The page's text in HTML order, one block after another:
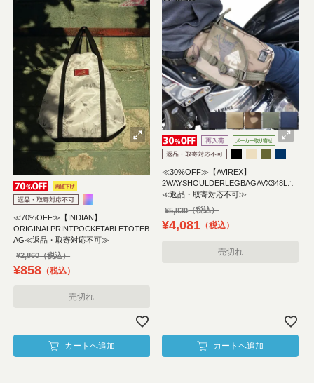
≪70%OFF≫【INDIAN】
ORIGINALPRINTPOCKETABLETOTEB
AG≪返品・取寄対応不可≫
¥2,860
¥858 税込
売切れ
カートへ追加
≪30%OFF≫【AVIREX】
2WAYSHOULDERLEGBAGAVX348L∴
≪返品・取寄対応不可≫
¥5,830
¥4,081 税込
売切れ
カートへ追加